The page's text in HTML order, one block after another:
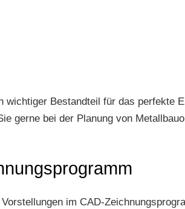
wichtiger Bestandteil für das perfekte
gerne bei der Planung von
im CAD-